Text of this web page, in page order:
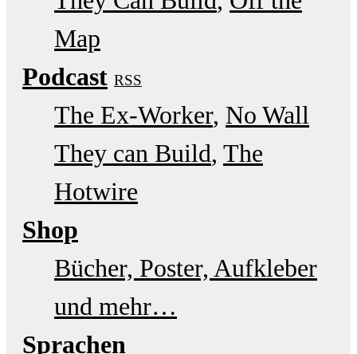
Map
Podcast RSS
The Ex-Worker No Wall
They can Build The
Hotwire
Shop
Bücher, Poster, Aufkleber
und mehr…
Sprachen